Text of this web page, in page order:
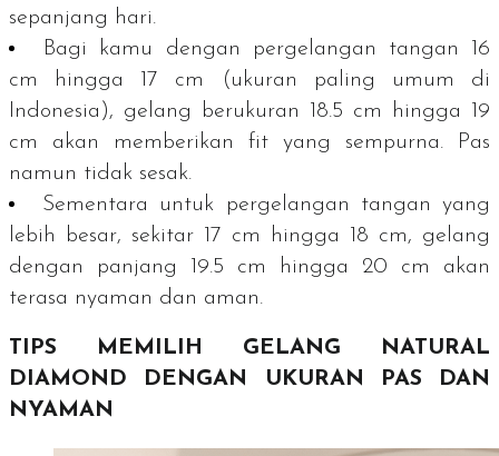
sepanjang hari.
Bagi kamu dengan pergelangan tangan 16
cm hingga 17 cm (ukuran paling umum di
Indonesia), gelang berukuran 18.5 cm hingga 19
cm akan memberikan fit yang sempurna. Pas
namun tidak sesak.
Sementara untuk pergelangan tangan yang
lebih besar, sekitar 17 cm hingga 18 cm, gelang
dengan panjang 19.5 cm hingga 20 cm akan
terasa nyaman dan aman.
TIPS MEMILIH GELANG
NATURAL
DIAMOND
DENGAN UKURAN PAS DAN
NYAMAN